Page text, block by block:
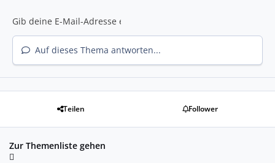
Auf dieses Thema antworten...
Teilen Follower
Zur Themenliste gehen